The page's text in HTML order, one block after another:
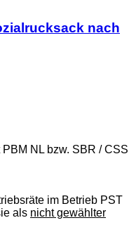
nach
NL bzw. SBR / CSS
im Betrieb PST
als nicht gewählter